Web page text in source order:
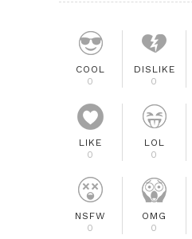
COOL
0
DISLIKE
0
LIKE
0
LOL
0
NSFW
0
OMG
0